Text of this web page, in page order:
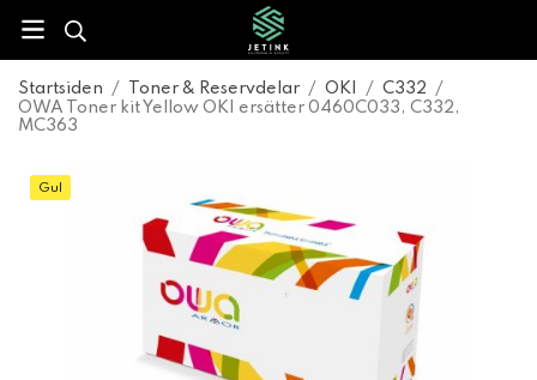
Startsiden / Toner & Reservdelar / OKI / C332
/
OWA Toner kit Yellow OKI ersätter 0460C033, C332,
MC363
Gul